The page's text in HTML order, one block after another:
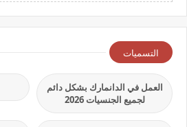
التسميات
العمل في الدانمارك بشكل دائم
لجميع الجنسيات 2026